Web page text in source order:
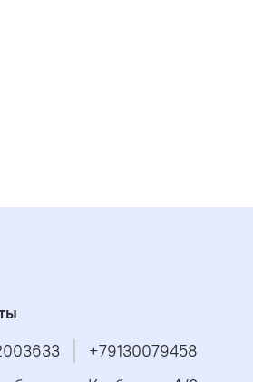
+79130079458